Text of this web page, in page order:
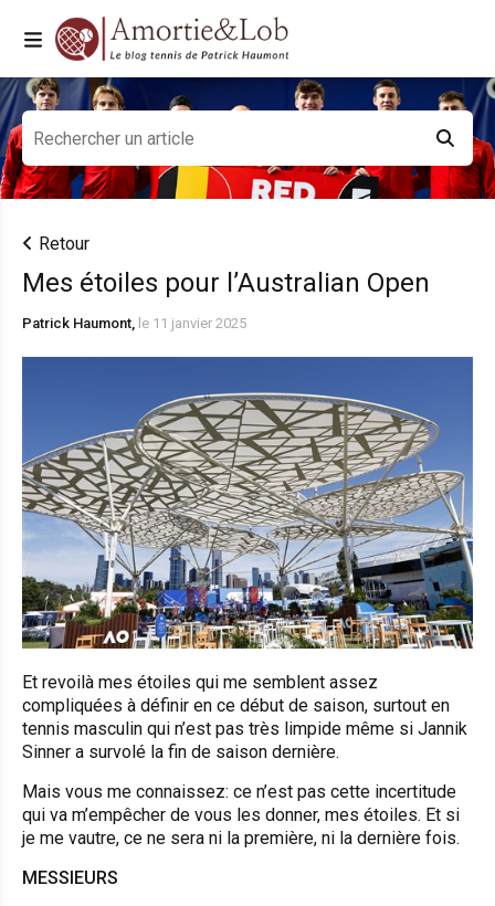
Retour
Mes étoiles pour l’Australian Open
Patrick Haumont, le 11 janvier 2025
Et revoilà mes étoiles qui me semblent assez
compliquées à définir en ce début de saison, surtout en
tennis masculin qui n’est pas très limpide même si Jannik
Sinner a survolé la fin de saison dernière.
Mais vous me connaissez: ce n’est pas cette incertitude
qui va m’empêcher de vous les donner, mes étoiles. Et si
je me vautre, ce ne sera ni la première, ni la dernière fois.
MESSIEURS